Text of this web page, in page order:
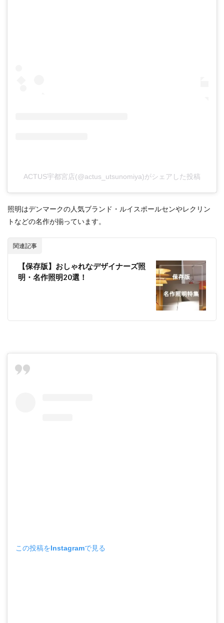
ACTUS宇都宮店(@actus_utsunomiya)がシェアした投稿
照明はデンマークの人気ブランド・ルイスポールセンやレクリン
トなどの名作が揃っています。
関連記事
【保存版】おしゃれなデザイナーズ照
明・名作照明20選！
この投稿をInstagramで見る